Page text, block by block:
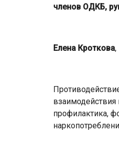
членов ОДКБ,
Елена Кроткова,
взаимодействия
профилактика,